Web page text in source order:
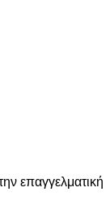
επαγγελματική